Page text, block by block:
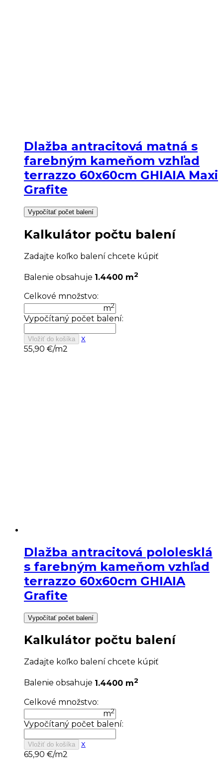
Dlažba antracitová matná s
farebným kameňom vzhľad
terrazzo 60x60cm GHIAIA Maxi
Grafite
Vypočítať počet balení
Kalkulátor počtu balení
Zadajte koľko balení chcete kúpiť
Balenie obsahuje 1.4400 m2
Celkové množstvo:
m2
Vypočítaný počet balení:
Vložiť do košíka
x
55,90 €/m2
Dlažba antracitová pololesklá
s farebným kameňom vzhľad
terrazzo 60x60cm GHIAIA
Grafite
Vypočítať počet balení
Kalkulátor počtu balení
Zadajte koľko balení chcete kúpiť
Balenie obsahuje 1.4400 m2
Celkové množstvo:
m2
Vypočítaný počet balení:
Vložiť do košíka
x
65,90 €/m2